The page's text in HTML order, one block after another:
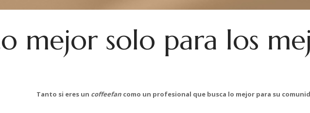
mejor solo para los
Tanto si eres un coffeefancomo un profesional que busca lo mejor para su